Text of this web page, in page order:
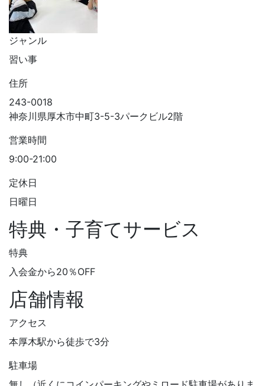
ジャンル
習い事
住所
243-0018
神奈川県厚木市中町3-5-3パークビル2階
営業時間
9:00-21:00
定休日
日曜日
特典・子育てサービス
特典
入会金から20％OFF
店舗情報
アクセス
本厚木駅から徒歩で3分
駐車場